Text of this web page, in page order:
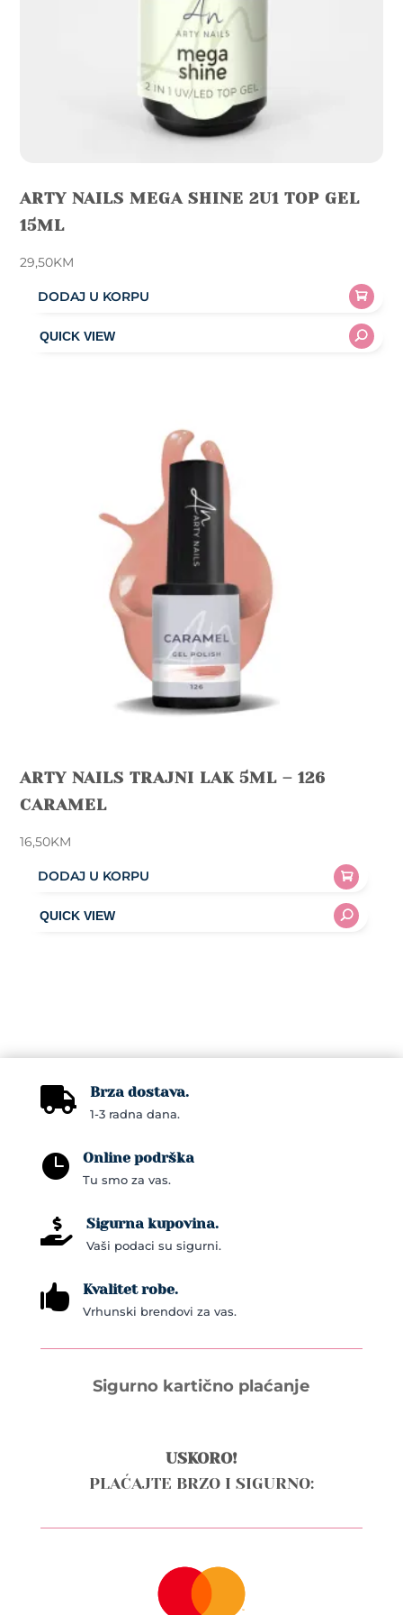
ARTY NAILS MEGA SHINE 2U1 TOP GEL
15ML
29,50KM
DODAJ U KORPU
ARTY NAILS TRAJNI LAK 5ML – 126
CARAMEL
16,50KM
DODAJ U KORPU
 Brza dostava.
1-3 radna dana.
 Online podrška
Tu smo za vas.
 Sigurna kupovina.
Vaši podaci su sigurni.
 Kvalitet robe.
Vrhunski brendovi za vas.
Sigurno kartično plaćanje
USKORO!
PLAĆAJTE BRZO I SIGURNO: